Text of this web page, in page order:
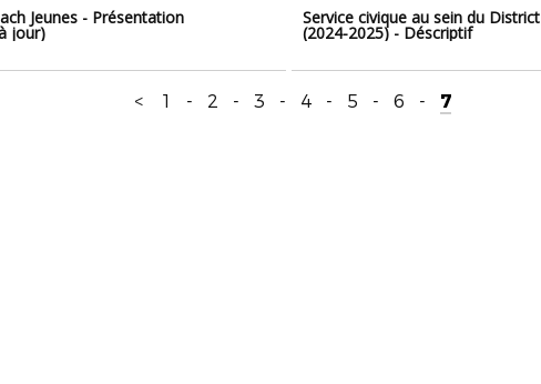
Jeunes - Présentation
jour)
Service civique au sein du District
(2024-2025) - Déscriptif
< 1 - 2 - 3 - 4 - 5 - 6 - 7